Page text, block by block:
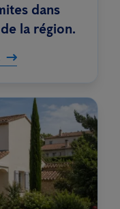
dans
la région.